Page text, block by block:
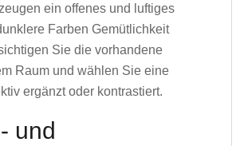
ein offenes und luftiges
Farben Gemütlichkeit
Sie die vorhandene
Raum und wählen Sie eine
ergänzt oder kontrastiert.
und